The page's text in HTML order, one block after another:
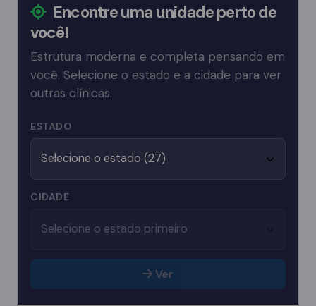
Encontre uma unidade perto de
você!
Estrutura moderna e completa pensando em
você. Selecione o estado e a cidade para ver
outras clínicas.
ESTADO
CIDADE
Ver